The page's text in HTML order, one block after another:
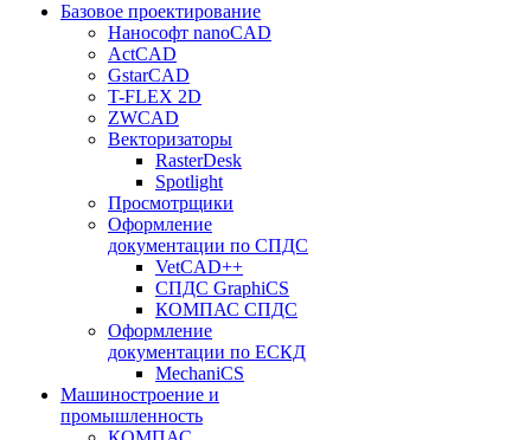
Базовое проектирование
Нанософт nanoCAD
ActCAD
GstarCAD
T-FLEX 2D
ZWCAD
Векторизаторы
RasterDesk
Spotlight
Просмотрщики
Оформление
документации по СПДС
VetCAD++
СПДС GraphiCS
КОМПАС СПДС
Оформление
документации по ЕСКД
MechaniCS
Машиностроение и
промышленность